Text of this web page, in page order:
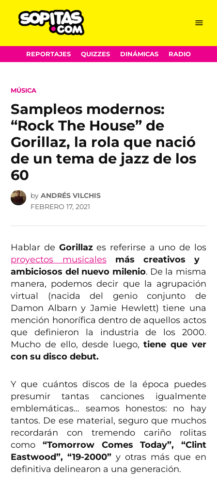
Skip
to
Menu
REPORTAJES QUIZZES DINÁMICAS RADIO
POSTED
MÚSICA
Sampleos modernos:
“Rock The House” de
Gorillaz, la rola que nació
de un tema de jazz de los
60
by ANDRÉS VILCHIS
FEBRERO 17, 2021
Hablar de Gorillazes referirse a uno de los
proyectos musicales
más creativos y
ambiciosos del nuevo milenio. De la misma
manera, podemos decir que la agrupación
virtual (nacida del genio conjunto de
Damon Albarn y Jamie Hewlett) tiene una
mención honorífica dentro de aquellos actos
que definieron la industria de los 2000.
Mucho de ello, desde luego,tiene que ver
con su disco debut.
Y que cuántos discos de la época puedes
presumir tantas canciones igualmente
emblemáticas… seamos honestos: no hay
tantos. De ese material, seguro que muchos
recordarán con tremendo cariño rolitas
como “Tomorrow Comes Today”, “Clint
Eastwood”, “19-2000” y otras más que en
definitiva delinearon a una generación.